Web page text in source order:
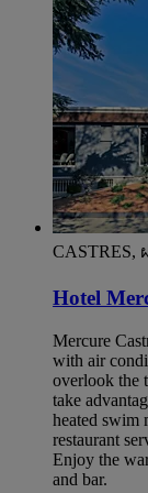
CASTRES,
Hotel
Mercure
with air
overlook the
take
heated swim
restaurant
Enjoy the
and bar.